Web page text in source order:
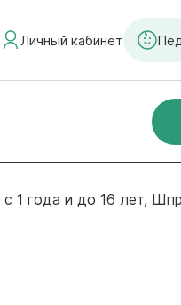
Личный кабинет
с 1 года и до 16 лет,